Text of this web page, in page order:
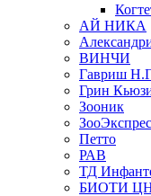
АЙ НИКА
ВИНЧИ
Гавриш
Грин
Зооник
Петто
РАВ
ТД
БИОТИ